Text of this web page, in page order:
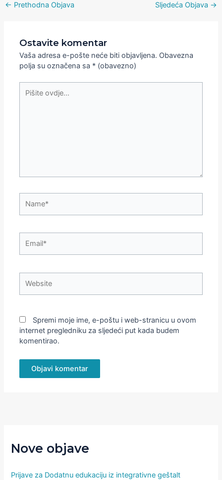
← Prethodna Objava Sljedeća Objava →
Ostavite komentar
Vaša adresa e-pošte neće biti objavljena. Obavezna
polja su označena sa * (obavezno)
ovdje...
Spremi moje ime, e-poštu i web-stranicu u ovom
internet pregledniku za sljedeći put kada budem
komentirao.
Nove objave
Prijave za Dodatnu edukaciju iz integrativne geštalt